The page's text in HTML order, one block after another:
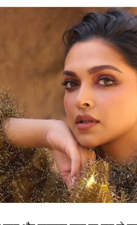
में तीसरे नंबर पर नेटफ्लिक्स की द
फिल्म है। फ़िल्म में एक परिवार की
पड़ता है।
है। यह इतनी फिल्म है कि आप
सखिया नन के इर्द-गिर्द घूमती हुई
हॉरर फिल्म मानी जाती है।